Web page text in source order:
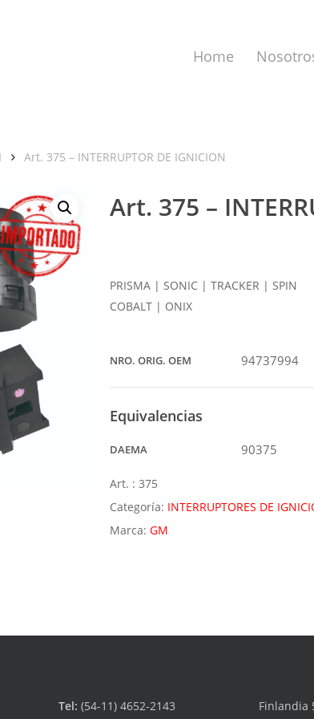
cerrar.
Home
Art. 375 – INTERRUPTOR DE IGNICION
Art. 375 –
PRISMA | SONIC | TRACKER | SPIN
COBALT | ONIX
NRO. ORIG. OEM 94737994
Equivalencias
DAEMA 90375
Art. : 375
Categoría: INTERRUPTORES DE
Marca: GM
Tel: (54-11) 4652-2143 Finlandia